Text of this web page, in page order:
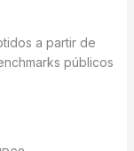
a partir de
públicos